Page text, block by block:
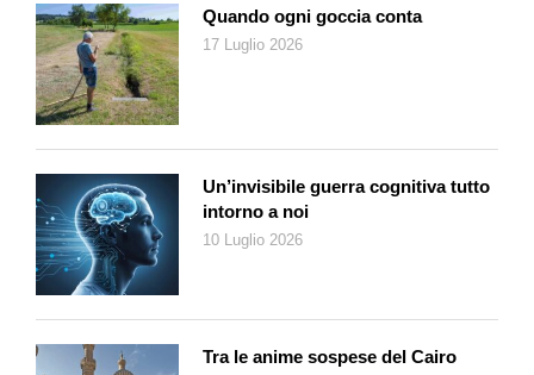
Quando ogni goccia conta
17 Luglio 2026
Un’invisibile guerra cognitiva tutto
intorno a noi
10 Luglio 2026
Tra le anime sospese del Cairo